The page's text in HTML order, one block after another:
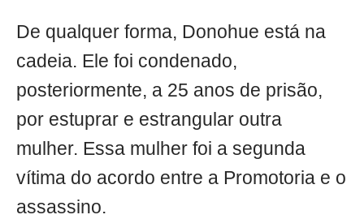
De qualquer forma, Donohue está na
cadeia. Ele foi condenado,
posteriormente, a 25 anos de prisão,
por estuprar e estrangular outra
mulher. Essa mulher foi a segunda
vítima do acordo entre a Promotoria e o
assassino.